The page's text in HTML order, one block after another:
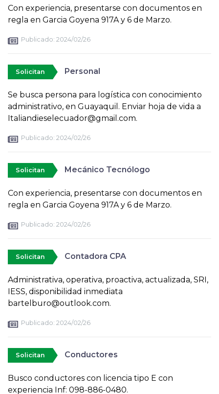
Con experiencia, presentarse con documentos en
regla en Garcia Goyena 917A y 6 de Marzo.
Publicado: 2024/02/26
Solicitan Personal
Se busca persona para logística con conocimiento
administrativo, en Guayaquil. Enviar hoja de vida a
Italiandieselecuador@gmail.com.
Publicado: 2024/02/26
Solicitan Mecánico Tecnólogo
Con experiencia, presentarse con documentos en
regla en Garcia Goyena 917A y 6 de Marzo.
Publicado: 2024/02/26
Solicitan Contadora CPA
Administrativa, operativa, proactiva, actualizada, SRI,
IESS, disponibilidad inmediata
bartelburo@outlook.com.
Publicado: 2024/02/26
Solicitan Conductores
Busco conductores con licencia tipo E con
experiencia Inf: 098-886-0480.